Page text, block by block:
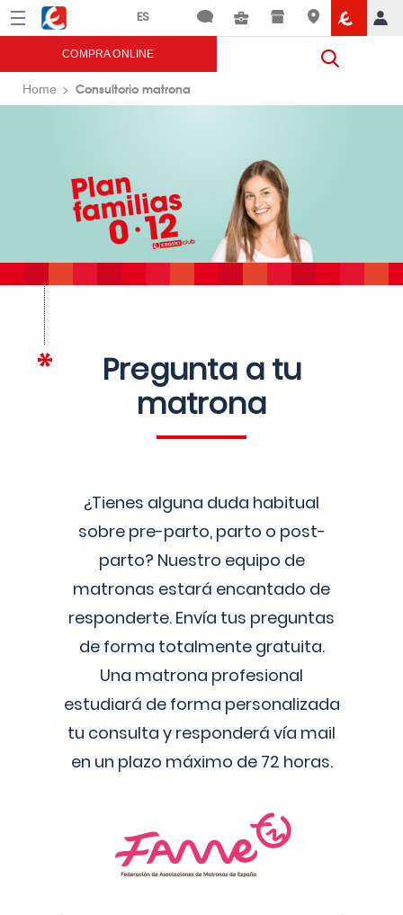
Menú Eroski
COMPRA ONLINE
Home Consultorio matrona
Pregunta a tu
matrona
¿Tienes alguna duda habitual
sobre pre-parto, parto o post-
parto? Nuestro equipo de
matronas estará encantado de
responderte. Envía tus preguntas
de forma totalmente gratuita.
Una matrona profesional
estudiará de forma personalizada
tu consulta y responderá vía mail
en un plazo máximo de 72 horas.